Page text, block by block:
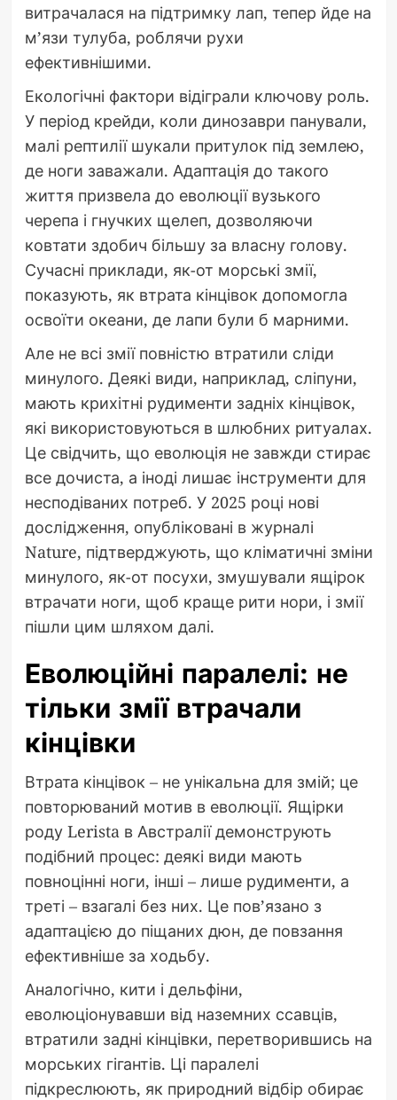
витрачалася на підтримку лап, тепер йде на
м’язи тулуба, роблячи рухи
ефективнішими.
Екологічні фактори відіграли ключову роль.
У період крейди, коли динозаври панували,
малі рептилії шукали притулок під землею,
де ноги заважали. Адаптація до такого
життя призвела до еволюції вузького
черепа і гнучких щелеп, дозволяючи
ковтати здобич більшу за власну голову.
Сучасні приклади, як-от морські змії,
показують, як втрата кінцівок допомогла
освоїти океани, де лапи були б марними.
Але не всі змії повністю втратили сліди
минулого. Деякі види, наприклад, сліпуни,
мають крихітні рудименти задніх кінцівок,
які використовуються в шлюбних ритуалах.
Це свідчить, що еволюція не завжди стирає
все дочиста, а іноді лишає інструменти для
несподіваних потреб. У 2025 році нові
дослідження, опубліковані в журналі
Nature, підтверджують, що кліматичні зміни
минулого, як-от посухи, змушували ящірок
втрачати ноги, щоб краще рити нори, і змії
пішли цим шляхом далі.
Еволюційні паралелі: не
тільки змії втрачали
кінцівки
Втрата кінцівок – не унікальна для змій; це
повторюваний мотив в еволюції. Ящірки
роду Lerista в Австралії демонструють
подібний процес: деякі види мають
повноцінні ноги, інші – лише рудименти, а
треті – взагалі без них. Це пов’язано з
адаптацією до піщаних дюн, де повзання
ефективніше за ходьбу.
Аналогічно, кити і дельфіни,
еволюціонувавши від наземних ссавців,
втратили задні кінцівки, перетворившись на
морських гігантів. Ці паралелі
підкреслюють, як природний відбір обирає